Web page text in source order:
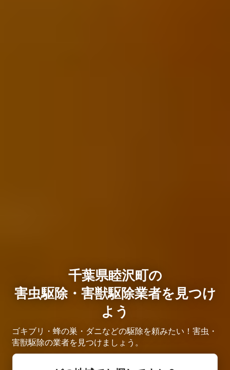
千葉県睦沢町の
害虫駆除・害獣駆除業者を見つけ
よう
ゴキブリ・蜂の巣・ダニなどの駆除を頼みたい！害虫・
害獣駆除の業者を見つけましょう。